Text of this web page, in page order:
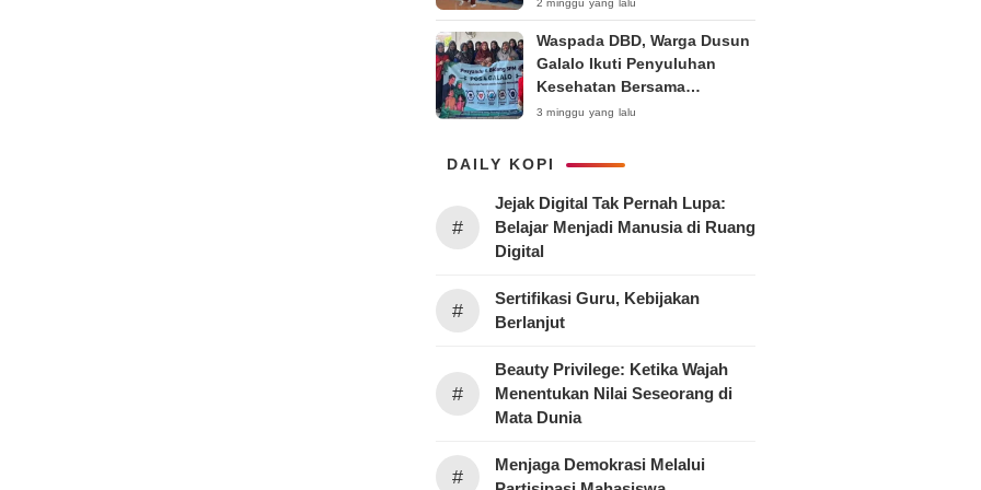
2 minggu yang lalu
Waspada DBD, Warga Dusun
Galalo Ikuti Penyuluhan
Kesehatan Bersama
Mahasiswa Pemberdayaan
Surabaya 2026
3 minggu yang lalu
DAILY KOPI
#
Jejak Digital Tak Pernah Lupa:
Belajar Menjadi Manusia di Ruang
Digital
#
Sertifikasi Guru, Kebijakan
Berlanjut
#
Beauty Privilege: Ketika Wajah
Menentukan Nilai Seseorang di
Mata Dunia
#
Menjaga Demokrasi Melalui